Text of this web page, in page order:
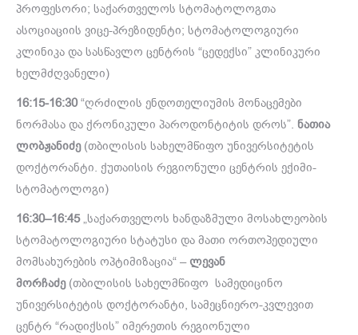
პროფესორი; საქართველოს სტომატოლოგთა
ასოციაციის ვიცე-პრეზიდენტი; სტომატოლოგიური
კლინიკა და სასწავლო ცენტრის “ცედექსი” კლინიკური
ხელმძღვანელი)
16:15-16:30“ღრძილის ენდოთელიუმის მონაცემები
ნორმასა და ქრონიკული პაროდონტიტის დროს”. ნათია
ლობჟანიძე(თბილისის სახელმწიფო უნივერსიტეტის
დოქტორანტი. ქუთაისის რეგიონული ცენტრის ექიმი-
სტომატოლოგი)
16:30–16:45„საქართველოს ხანდაზმული მოსახლეობის
სტომატოლოგიური სტატუსი და მათი ორთოპედიული
მომსახურების ოპტიმიზაცია“ – ლევან
მორჩაძე(თბილისის სახელმწიფო სამედიცინო
უნივერსიტეტის დოქტორანტი, სამეცნიერო-კვლევით
ცენტრ “რადიქსის” იმერეთის რეგიონული